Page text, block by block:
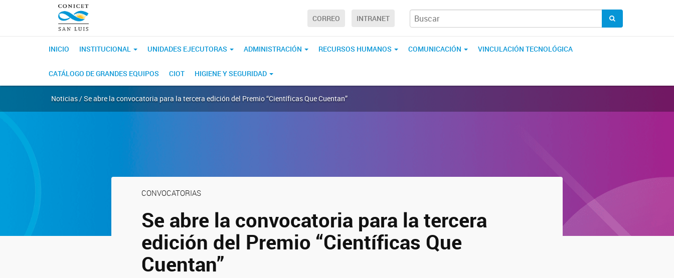
CORREO INTRANET
INICIO INSTITUCIONAL UNIDADES EJECUTORAS ADMINISTRACIÓN RECURSOS HUMANOS COMUNICACIÓN VINCULACIÓN TECNOLÓGICA
CATÁLOGO DE GRANDES EQUIPOS CIOT HIGIENE Y SEGURIDAD
Noticias / Se abre la convocatoria para la tercera edición del Premio “Científicas Que Cuentan”
CONVOCATORIAS
Se abre la convocatoria para la tercera
edición del Premio “Científicas Que
Cuentan”